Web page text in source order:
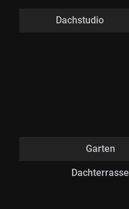
Dachstudio
Garten
Dachterrasse